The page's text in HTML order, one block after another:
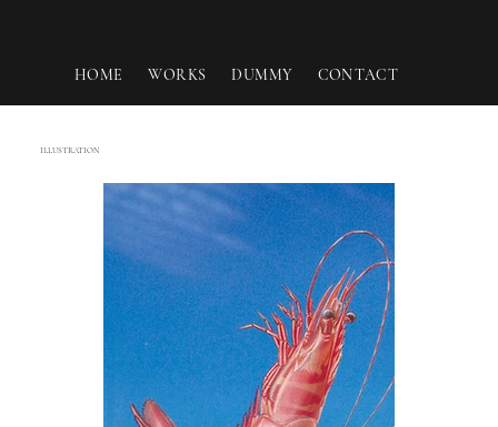
HOME WORKS DUMMY CONTACT
ILLUSTRATION